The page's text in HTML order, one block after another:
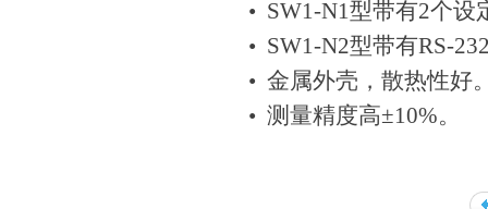
• SW1-N1型带有2个设
• SW1-N2型带有RS-
• 金属外壳，散热性好
• 测量精度高±10%。